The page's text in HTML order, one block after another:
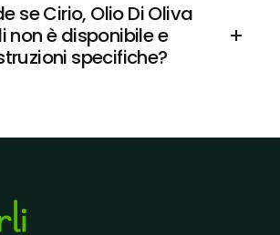
se Cirio, Olio Di Oliva
non è disponibile e
specifiche?